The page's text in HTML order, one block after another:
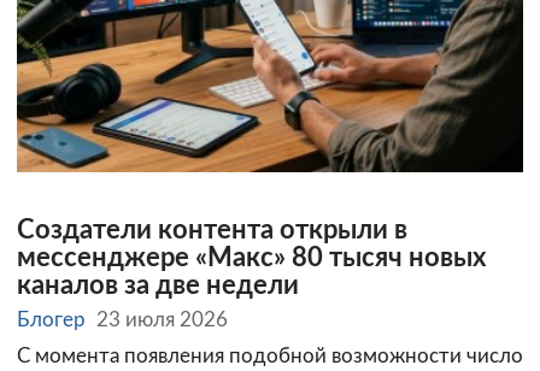
Создатели контента открыли в
мессенджере «Макс» 80 тысяч новых
каналов за две недели
Блогер
23 июля 2026
С момента появления подобной возможности число